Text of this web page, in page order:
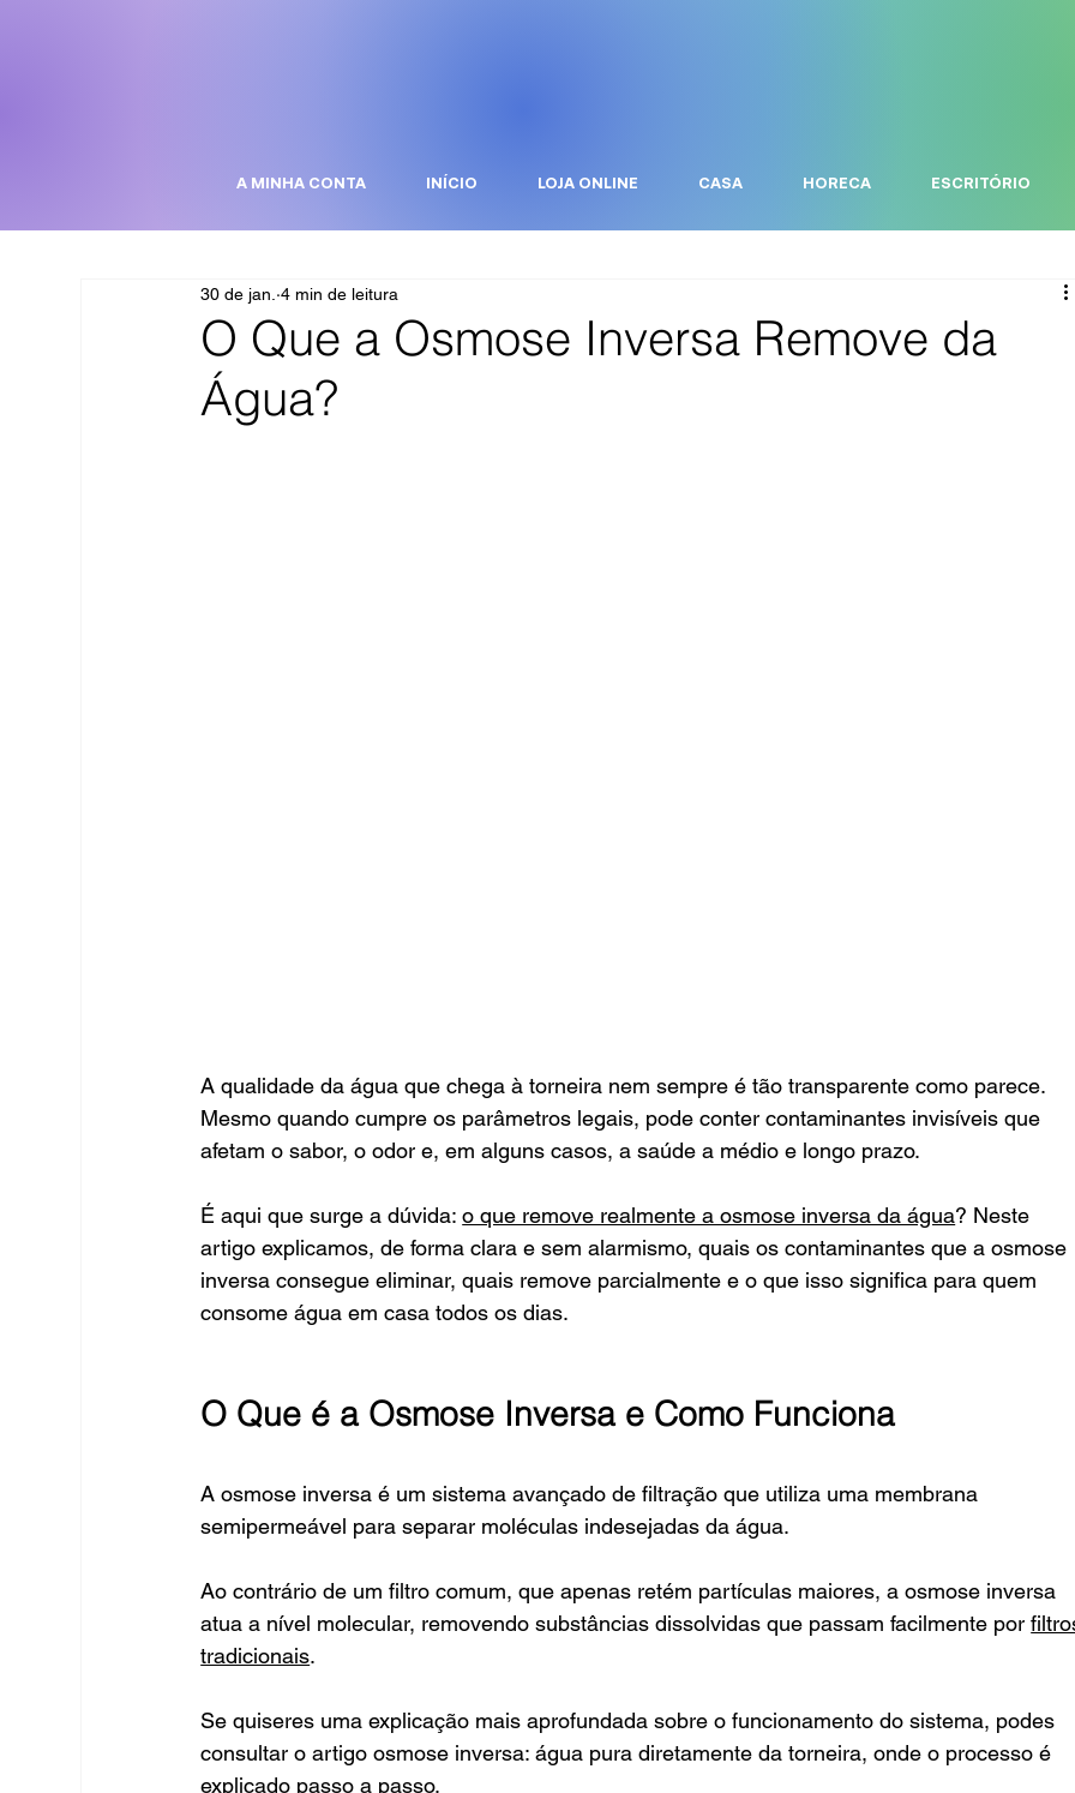
A MINHA CONTA INÍCIO LOJA ONLINE CASA HORECA ESCRITÓRIO
O Que a Osmose Inversa Remove da
Água?
30 de jan. 4 min de leitura
A qualidade da água que chega à torneira nem sempre é tão transparente como parece.
Mesmo quando cumpre os parâmetros legais, pode conter contaminantes invisíveis que
afetam o sabor, o odor e, em alguns casos, a saúde a médio e longo prazo.
É aqui que surge a dúvida: o que remove realmente a osmose inversa da água? Neste
artigo explicamos, de forma clara e sem alarmismo, quais os contaminantes que a osmose
inversa consegue eliminar, quais remove parcialmente e o que isso significa para quem
consome água em casa todos os dias.
O Que é a Osmose Inversa e Como Funciona
A osmose inversa é um sistema avançado de filtração que utiliza uma membrana
semipermeável para separar moléculas indesejadas da água.
Ao contrário de um filtro comum, que apenas retém partículas maiores, a osmose inversa
atua a nível molecular, removendo substâncias dissolvidas que passam facilmente por
tradicionais.
Se quiseres uma explicação mais aprofundada sobre o funcionamento do sistema, podes
consultar o artigo osmose inversa: água pura diretamente da torneira, onde o processo é
explicado passo a passo.